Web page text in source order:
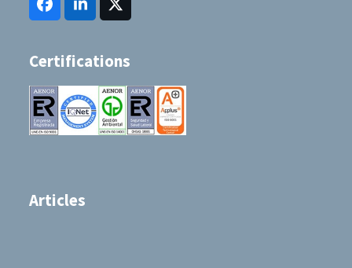
FacebookLinkedInTwitter
(deprecated)
Certifications
Articles